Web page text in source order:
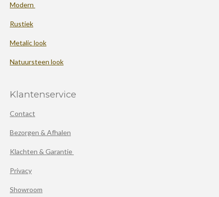
Modern
Rustiek
Metalic look
Natuursteen look
Klantenservice
Contact
Bezorgen & Afhalen
Klachten & Garantie
Privacy
Showroom